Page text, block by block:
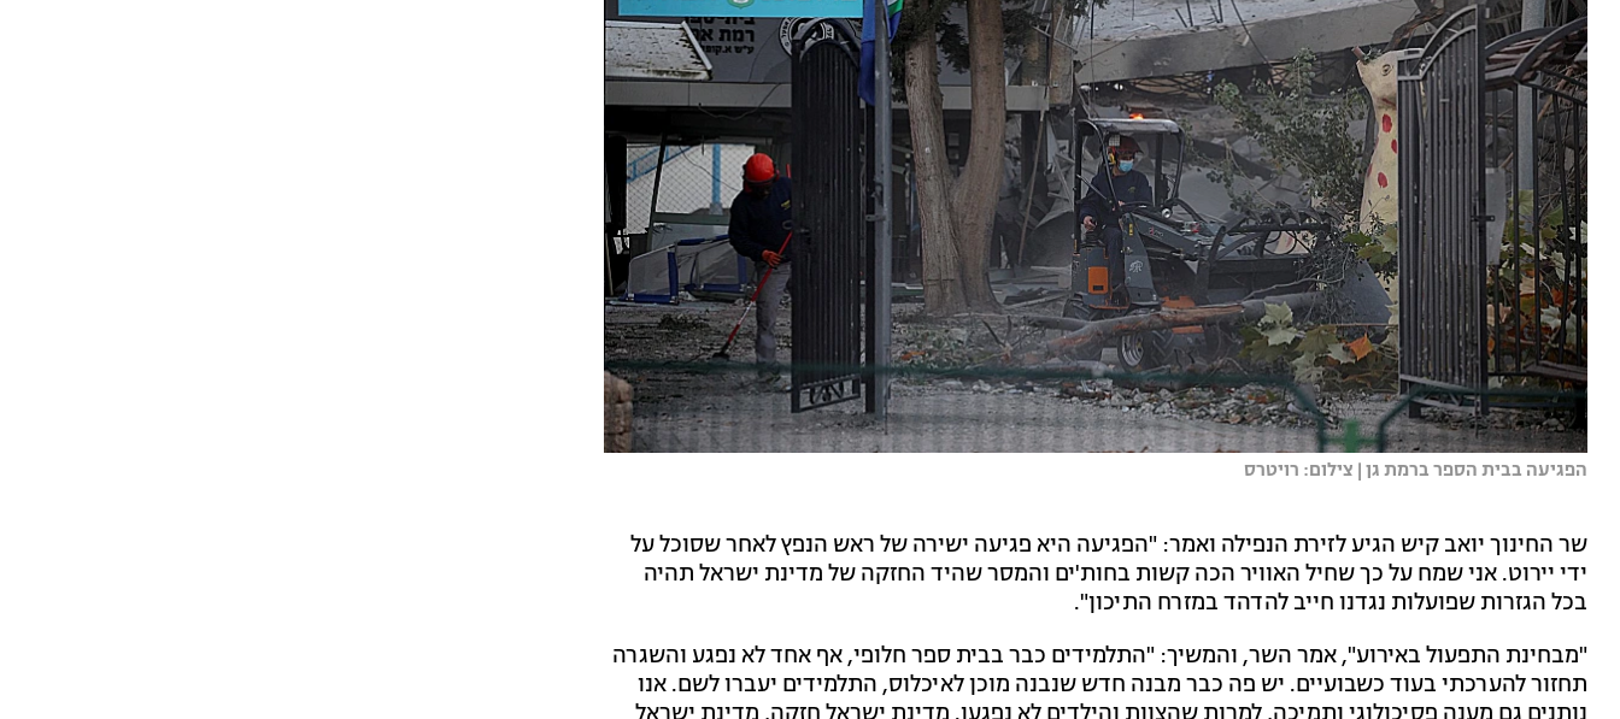
הפגיעה בבית הספר ברמת גן | צילום: רויטרס
שר החינוך יואב קיש הגיע לזירת הנפילה ואמר: "הפגיעה היא פגיעה ישירה של ראש הנפץ לאחר שסוכל על
ידי יירוט. אני שמח על כך שחיל האוויר הכה קשות בחות'ים והמסר שהיד החזקה של מדינת ישראל תהיה
בכל הגזרות שפועלות נגדנו חייב להדהד במזרח התיכון".
"מבחינת התפעול באירוע", אמר השר, והמשיך: "התלמידים כבר בבית ספר חלופי, אף אחד לא נפגע והשגרה
תחזור להערכתי בעוד כשבועיים. יש פה כבר מבנה חדש שנבנה מוכן לאיכלוס, התלמידים יעברו לשם. אנו